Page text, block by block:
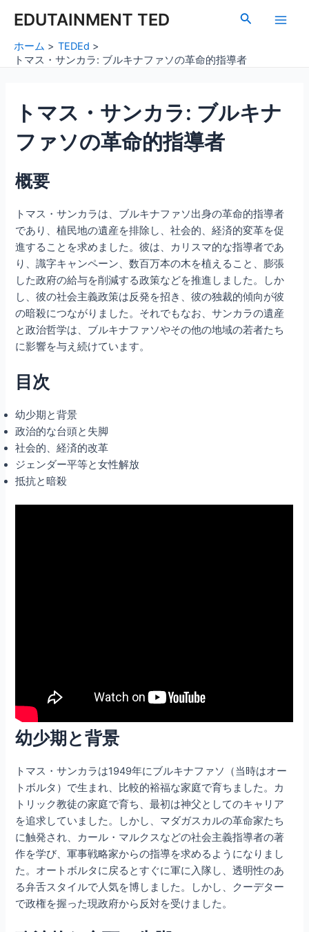
EDUTAINMENT TED
検
Main
ホーム
TEDEd
トマス・サンカラ: ブルキナファソの革命的指導者
トマス・サンカラ: ブルキナ
ファソの革命的指導者
概要
トマス・サンカラは、ブルキナファソ出身の革命的指導者
であり、植民地の遺産を排除し、社会的、経済的変革を促
進することを求めました。彼は、カリスマ的な指導者であ
り、識字キャンペーン、数百万本の木を植えること、膨張
した政府の給与を削減する政策などを推進しました。しか
し、彼の社会主義政策は反発を招き、彼の独裁的傾向が彼
の暗殺につながりました。それでもなお、サンカラの遺産
と政治哲学は、ブルキナファソやその他の地域の若者たち
に影響を与え続けています。
目次
幼少期と背景
政治的な台頭と失脚
社会的、経済的改革
ジェンダー平等と女性解放
抵抗と暗殺
幼少期と背景
トマス・サンカラは1949年にブルキナファソ（当時はオー
トボルタ）で生まれ、比較的裕福な家庭で育ちました。カ
トリック教徒の家庭で育ち、最初は神父としてのキャリア
を追求していました。しかし、マダガスカルの革命家たち
に触発され、カール・マルクスなどの社会主義指導者の著
作を学び、軍事戦略家からの指導を求めるようになりまし
た。オートボルタに戻るとすぐに軍に入隊し、透明性のあ
る弁舌スタイルで人気を博しました。しかし、クーデター
で政権を握った現政府から反対を受けました。
navigation